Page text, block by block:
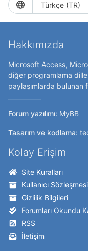
Hakkımızda
Microsoft Access,
diğer programlama
paylaşımlarda bulunan
Forum yazılımı: MyBB
Tasarım ve kodlama:
Kolay Erişim
Site Kuralları
Kullanıcı Sözleşmesi
Gizlilik Bilgileri
Forumları Okundu
RSS
İletişim